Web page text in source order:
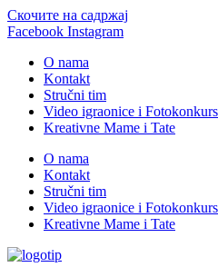
Скочите на садржај
Facebook Instagram
O nama
Kontakt
Stručni tim
Video igraonice i Fotokonkurs
Kreativne Mame i Tate
O nama
Kontakt
Stručni tim
Video igraonice i Fotokonkurs
Kreativne Mame i Tate